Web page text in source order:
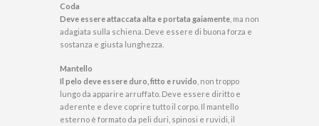
Coda
Deve essere attaccata alta e portata gaiamente , ma non
adagiata sulla schiena. Deve essere di buona forza e
sostanza e giusta lunghezza.
Mantello
Il pelo deve essere duro, fitto e ruvido , non troppo
lungo da apparire arruffato. Deve essere diritto e
aderente e deve coprire tutto il corpo. Il mantello
esterno è formato da peli duri, spinosi e ruvidi, il